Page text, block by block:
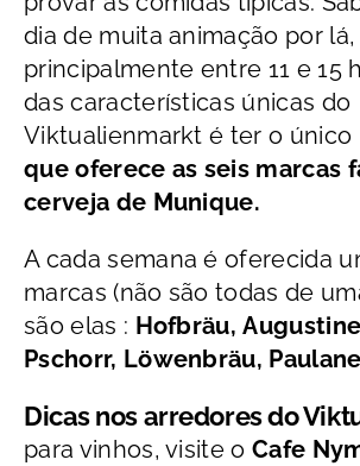
dia de muita animação por lá,
principalmente entre 11 e 15
das características únicas do
Viktualienmarkt é ter o
que oferece as seis marcas
cerveja de Munique.
A cada semana é oferecida
marcas (não são todas de
são elas : Hofbräu,
Pschorr, Löwenbräu,
Dicas nos arredores do
para vinhos, visite oCafe